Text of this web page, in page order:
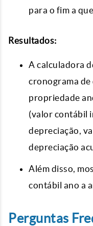
para o fim a
Resultados:
A calculadora
cronograma de
propriedade
(valor contábil
depreciação,
depreciação
Além disso,
contábil ano a
Perguntas